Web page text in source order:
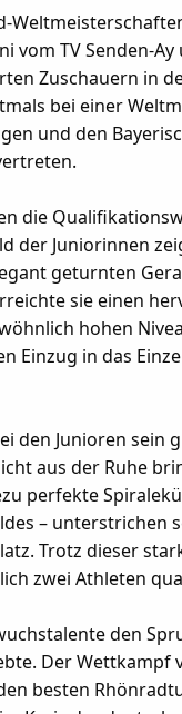
vom TV Senden-
Zuschauern in
bei einer
und den
die
der Juniorinnen
geturnten
sie einen
hohen
Einzug in das
den Junioren sein
aus der Ruhe
perfekte
– unterstrichen
Trotz dieser
zwei Athleten
den
Der
besten